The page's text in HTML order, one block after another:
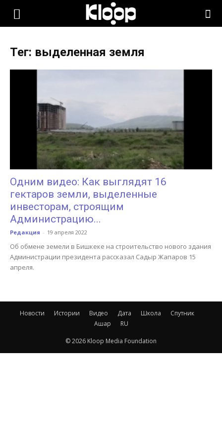
KLOOP.KG
Кыргызстана
Тег: выделенная земля
Одним видео: Как выглядят 16
гектаров земли, выделенные
инвесторам, строящим
Администрацию...
Редакция - 19 апреля 2022
Об обмене земели в Бишкеке на строительство нового здания
Администрации президента рассказал Садыр Жапаров 15
апреля.
Новости Истории Видео Дата Школа
Спутник
Ашар
RU
© 2026 Kloop Media Foundation